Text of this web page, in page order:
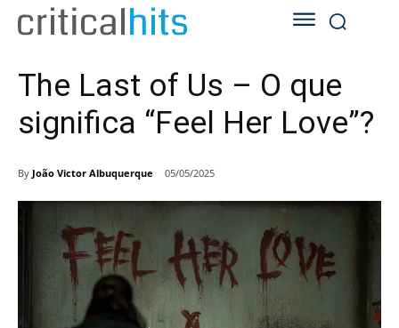
The Last of Us – O que
significa “Feel Her Love”?
By João Victor Albuquerque 05/05/2025